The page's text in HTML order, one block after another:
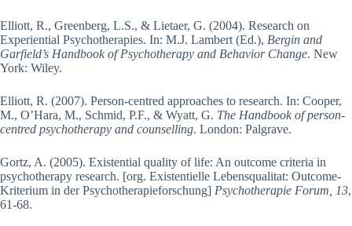
Elliott, R., Greenberg, L.S., & Lietaer, G. (2004). Research on
Experiential Psychotherapies. In: M.J. Lambert (Ed.), Bergin and
Garfield’s Handbook of Psychotherapy and Behavior Change. New
York: Wiley.
Elliott, R. (2007). Person-centred approaches to research. In: Cooper,
M., O’Hara, M., Schmid, P.F., & Wyatt, G. The Handbook of person-
centred psychotherapy and counselling. London: Palgrave.
Gortz, A. (2005). Existential quality of life: An outcome criteria in
psychotherapy research. [org. Existentielle Lebensqualitat: Outcome-
Kriterium in der Psychotherapieforschung] Psychotherapie Forum, 13,
61-68.